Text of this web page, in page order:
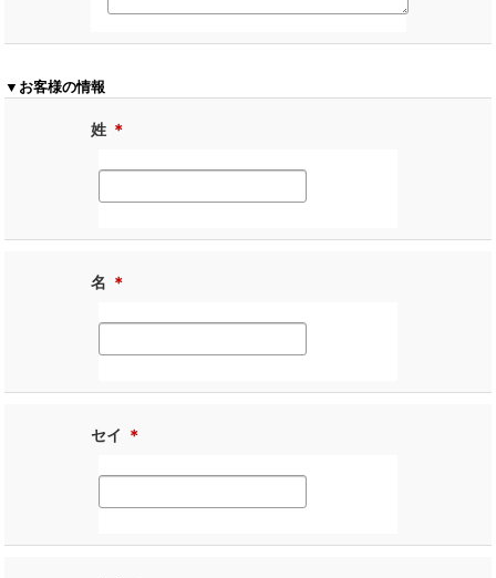
▼お客様の情報
姓 ＊
名 ＊
セイ ＊